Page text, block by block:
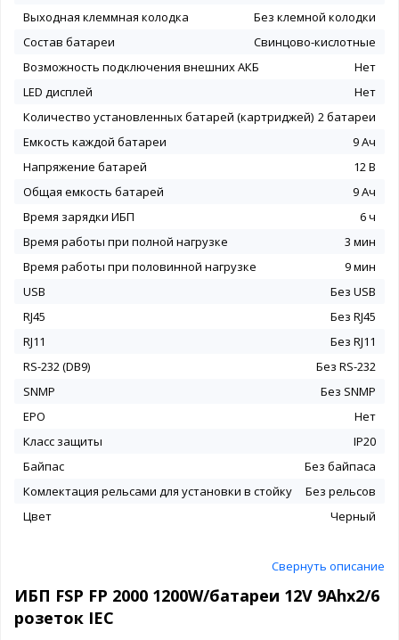
Выходная клеммная колодка
Без клемной колодки
Состав батареи
Свинцово-кислотные
Возможность подключения внешних АКБ
Нет
LED дисплей
Нет
Количество установленных батарей (картриджей) 2 батареи
Емкость каждой батареи
9 Ач
Напряжение батарей
12 В
Общая емкость батарей
9 Ач
Время зарядки ИБП
6 ч
Время работы при полной нагрузке
3 мин
Время работы при половинной нагрузке
9 мин
USB
Без USB
RJ45
Без RJ45
RJ11
Без RJ11
RS-232 (DB9)
Без RS-232
SNMP
Без SNMP
EPO
Нет
Класс защиты
IP20
Байпас
Без байпаса
Комлектация рельсами для установки в стойку
Без рельсов
Цвет
Черный
Свернуть описание
ИБП FSP FP 2000 1200W/батареи 12V 9Ahx2/6
розеток IEC